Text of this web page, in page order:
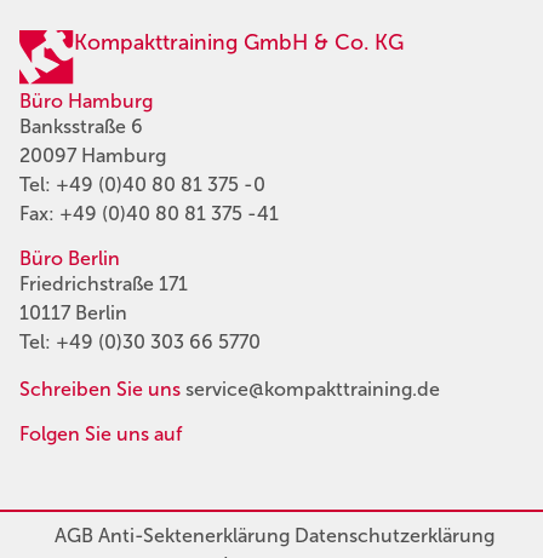
Kompakttraining GmbH & Co. KG
Büro Hamburg
Banksstraße 6
20097 Hamburg
Tel: +49 (0)40 80 81 375 -0
Fax: +49 (0)40 80 81 375 -41
Büro Berlin
Friedrichstraße 171
10117 Berlin
Tel: +49 (0)30 303 66 5770
Schreiben Sie uns service@kompakttraining.de
Folgen Sie uns auf
AGBAnti-SektenerklärungDatenschutzerklärung